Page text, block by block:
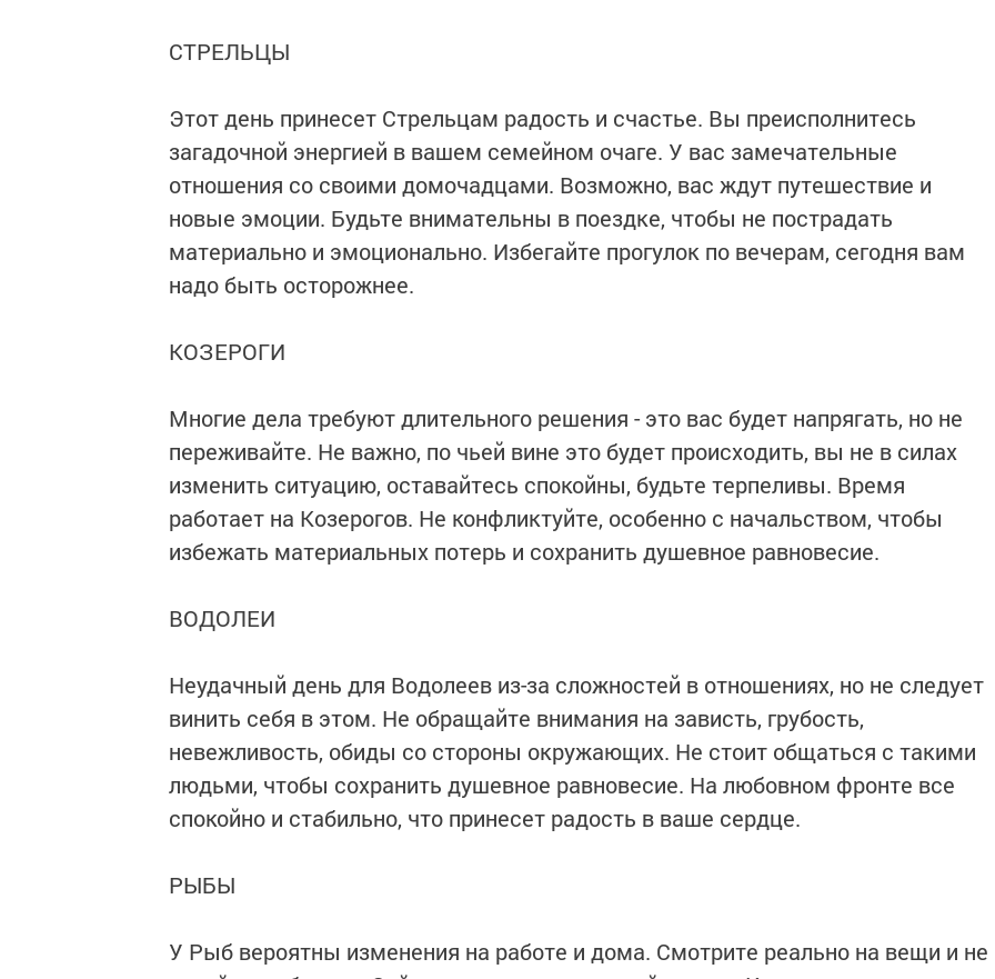
СТРЕЛЬЦЫ
Этот день принесет Стрельцам радость и счастье. Вы преисполнитесь
загадочной энергией в вашем семейном очаге. У вас замечательные
отношения со своими домочадцами. Возможно, вас ждут путешествие и
новые эмоции. Будьте внимательны в поездке, чтобы не пострадать
материально и эмоционально. Избегайте прогулок по вечерам, сегодня вам
надо быть осторожнее.
КОЗЕРОГИ
Многие дела требуют длительного решения - это вас будет напрягать, но не
переживайте. Не важно, по чьей вине это будет происходить, вы не в силах
изменить ситуацию, оставайтесь спокойны, будьте терпеливы. Время
работает на Козерогов. Не конфликтуйте, особенно с начальством, чтобы
избежать материальных потерь и сохранить душевное равновесие.
ВОДОЛЕИ
Неудачный день для Водолеев из-за сложностей в отношениях, но не следует
винить себя в этом. Не обращайте внимания на зависть, грубость,
невежливость, обиды со стороны окружающих. Не стоит общаться с такими
людьми, чтобы сохранить душевное равновесие. На любовном фронте все
спокойно и стабильно, что принесет радость в ваше сердце.
РЫБЫ
У Рыб вероятны изменения на работе и дома. Смотрите реально на вещи и не